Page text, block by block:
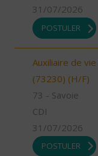
31/07/2026
POSTULER
Auxiliaire de
(73230) (H/F)
73 - Savoie
CDI
31/07/2026
POSTULER